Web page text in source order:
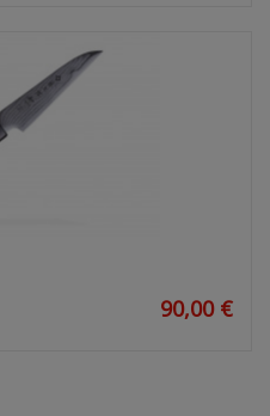
90,00 €